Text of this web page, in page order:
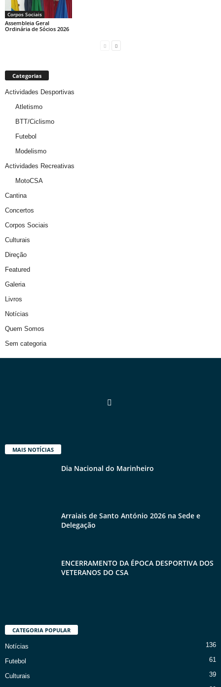
Corpos Sociais
Assembleia Geral
Ordinária de Sócios 2026
Categorias
Actividades Desportivas
Atletismo
BTT/Ciclismo
Futebol
Modelismo
Actividades Recreativas
MotoCSA
Cantina
Concertos
Corpos Sociais
Culturais
Direção
Featured
Galeria
Livros
Notícias
Quem Somos
Sem categoria
MAIS NOTÍCIAS
Dia Nacional do Marinheiro
Arraiais de Santo António 2026 na Sede e
Delegação
ENCERRAMENTO DA ÉPOCA DESPORTIVA DOS
VETERANOS DO CSA
CATEGORIA POPULAR
Notícias 136
Futebol 61
Culturais
39